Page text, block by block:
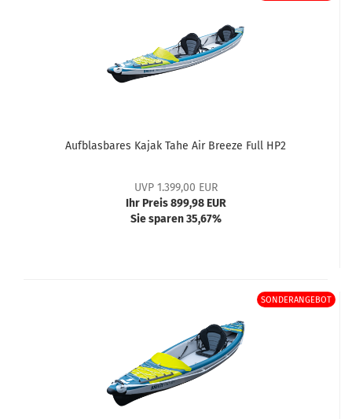
Aufblasbares Kajak Tahe Air Breeze Full HP2
UVP 1.399,00 EUR
Ihr Preis 899,98 EUR
Sie sparen 35,67%
SONDERANGEBOT